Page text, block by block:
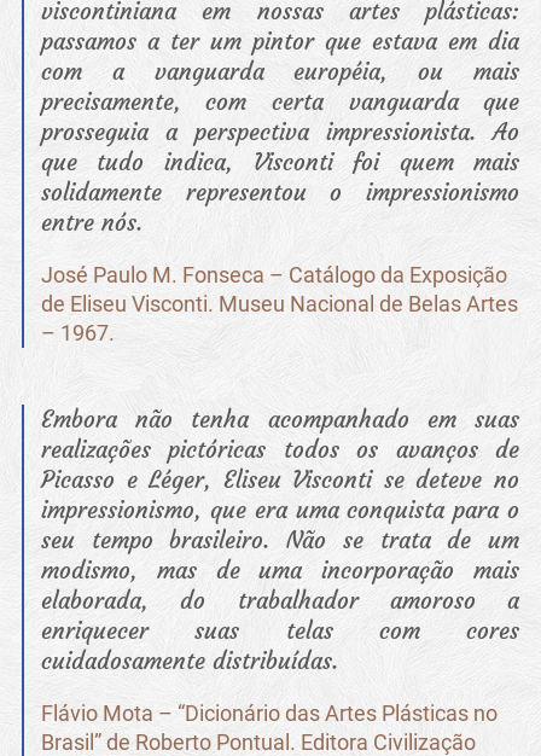
viscontiniana em nossas artes plásticas:
passamos a ter um pintor que estava em dia
com a vanguarda européia, ou mais
precisamente, com certa vanguarda que
prosseguia a perspectiva impressionista. Ao
que tudo indica, Visconti foi quem mais
solidamente representou o impressionismo
entre nós.
José Paulo M. Fonseca – Catálogo da Exposição
de Eliseu Visconti. Museu Nacional de Belas Artes
– 1967.
Embora não tenha acompanhado em suas
realizações pictóricas todos os avanços de
Picasso e Léger, Eliseu Visconti se deteve no
impressionismo, que era uma conquista para o
seu tempo brasileiro. Não se trata de um
modismo, mas de uma incorporação mais
elaborada, do trabalhador amoroso a
enriquecer suas telas com cores
cuidadosamente distribuídas.
Flávio Mota – “Dicionário das Artes Plásticas no
Brasil” de Roberto Pontual. Editora Civilização